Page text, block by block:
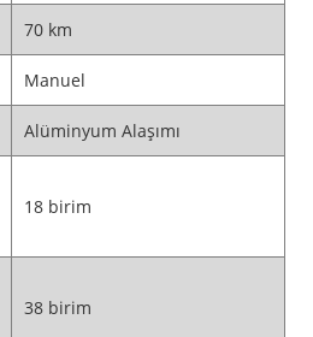
70 km
Manuel
Alüminyum Alaşımı
18 birim
38 birim